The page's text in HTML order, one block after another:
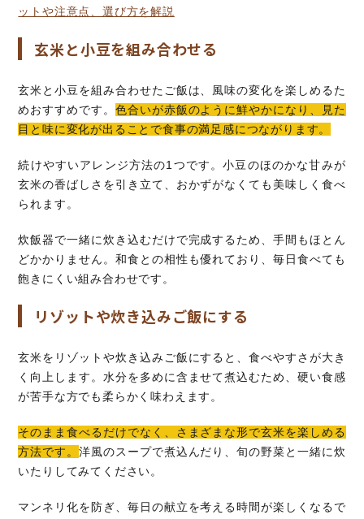
ットや注意点、選び方を解説
玄米と小豆を組み合わせる
玄米と小豆を組み合わせたご飯は、風味の変化を楽しめるた
めおすすめです。 色合いが赤飯のように鮮やかになり、見た
目と味に変化が出ることで食事の満足感につながります。
続けやすいアレンジ方法の1つです。小豆のほのかな甘みが
玄米の香ばしさを引き立て、おかずがなくても美味しく食べ
られます。
炊飯器で一緒に炊き込むだけで完成するため、手間もほとん
どかかりません。和食との相性も優れており、毎日食べても
飽きにくい組み合わせです。
リゾットや炊き込みご飯にする
玄米をリゾットや炊き込みご飯にすると、食べやすさが大き
く向上します。水分を多めに含ませて煮込むため、硬い食感
が苦手な方でも柔らかく味わえます。
そのまま食べるだけでなく、さまざまな形で玄米を楽しめる
方法です。洋風のスープで煮込んだり、旬の野菜と一緒に炊
いたりしてみてください。
マンネリ化を防ぎ、毎日の献立を考える時間が楽しくなるで